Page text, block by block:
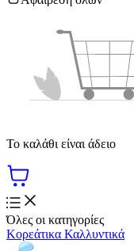
Το καλάθι είναι άδειο
Όλες οι κατηγορίες
Κορεάτικα Καλλυντικά